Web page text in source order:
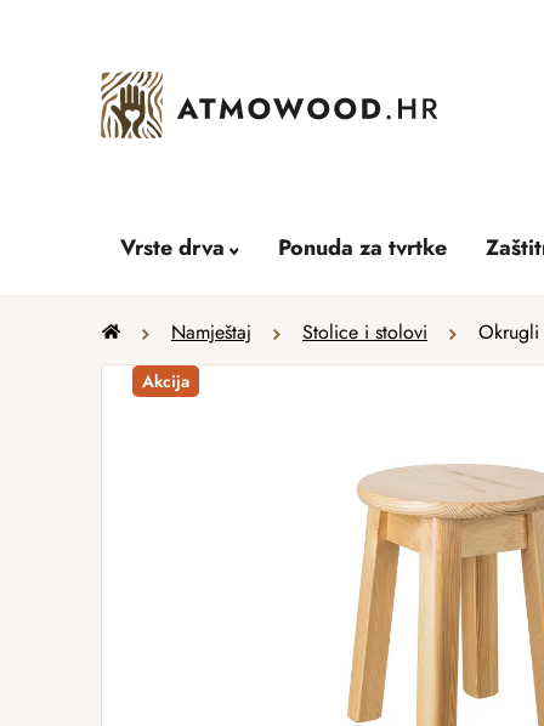
Vrste drva Ponuda za tvrtke
Home Namještaj Stolice i stolovi
Akcija